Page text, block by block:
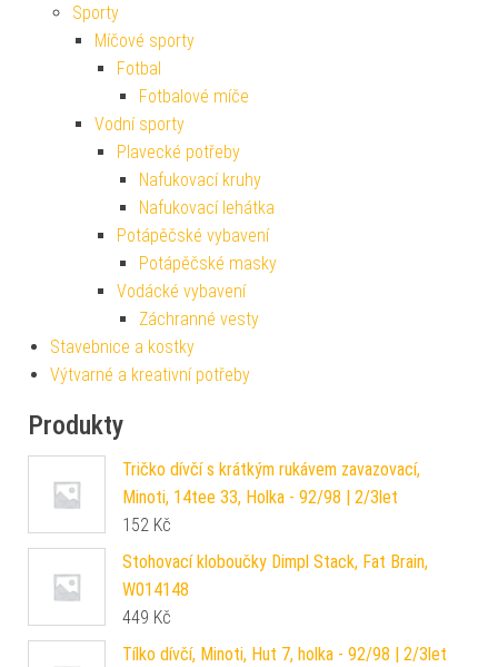
Sporty
Míčové sporty
Fotbal
Fotbalové míče
Vodní sporty
Plavecké potřeby
Nafukovací kruhy
Nafukovací lehátka
Potápěčské vybavení
Potápěčské masky
Vodácké vybavení
Záchranné vesty
Stavebnice a kostky
Výtvarné a kreativní potřeby
Produkty
Tričko dívčí s krátkým rukávem zavazovací,
Minoti, 14tee 33, Holka - 92/98 | 2/3let
152 Kč
Stohovací kloboučky Dimpl Stack, Fat Brain,
W014148
449 Kč
Tílko dívčí, Minoti, Hut 7, holka - 92/98 | 2/3let